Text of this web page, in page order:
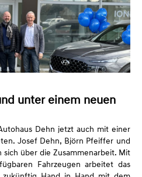
unter einem neuen
Dehn jetzt auch mit einer
Josef Dehn, Björn Pfeiffer und
über die Zusammenarbeit. Mit
Fahrzeugen arbeitet das